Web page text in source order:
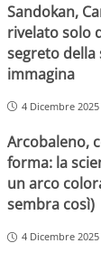
Sandokan,
rivelato solo
segreto della
immagina
4 Dicembre 2025
Arcobaleno,
forma: la
un arco
sembra così)
4 Dicembre 2025